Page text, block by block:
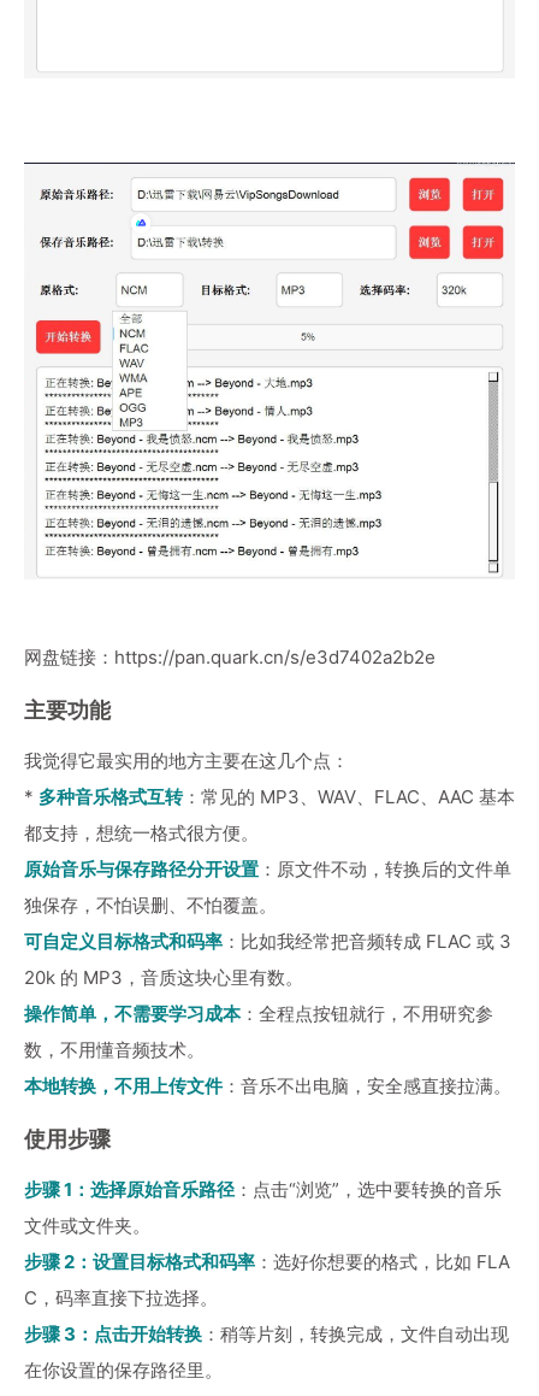
网盘链接： https://pan.quark.cn/s/e3d7402a2b2e
主要功能
我觉得它最实用的地方主要在这几个点：
* 多种音乐格式互转：常见的 MP3、WAV、FLAC、AAC 基本
都支持，想统一格式很方便。
原始音乐与保存路径分开设置 ：原文件不动，转换后的文件单
独保存，不怕误删、不怕覆盖。
可自定义目标格式和码率 ：比如我经常把音频转成 FLAC 或 3
20k 的 MP3，音质这块心里有数。
操作简单，不需要学习成本：全程点按钮就行，不用研究参
数，不用懂音频技术。
本地转换，不用上传文件：音乐不出电脑，安全感直接拉满。
使用步骤
步骤 1：选择原始音乐路径 ：点击“浏览”，选中要转换的音乐
文件或文件夹。
步骤 2：设置目标格式和码率 ：选好你想要的格式，比如 FLA
C，码率直接下拉选择。
步骤 3：点击开始转换 ：稍等片刻，转换完成，文件自动出现
在你设置的保存路径里。